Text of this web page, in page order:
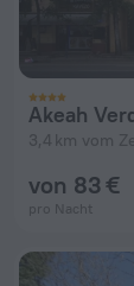
Akeah
3,4 km vom
von 83 €
pro Nacht